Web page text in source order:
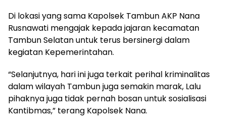
Di lokasi yang sama Kapolsek Tambun AKP Nana
Rusnawati mengajak kepada jajaran kecamatan
Tambun Selatan untuk terus bersinergi dalam
kegiatan Kepemerintahan.
“Selanjutnya, hari ini juga terkait perihal kriminalitas
dalam wilayah Tambun juga semakin marak, Lalu
pihaknya juga tidak pernah bosan untuk sosialisasi
Kantibmas,” terang Kapolsek Nana.